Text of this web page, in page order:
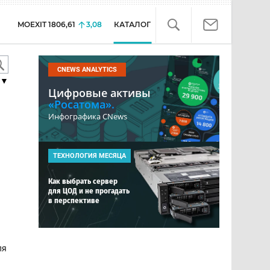
MOEXIT 1806,61 3,08 КАТАЛОГ
CNEWS ANALYTICS
Цифровые активы
«Росатома».
Инфографика CNews
ТЕХНОЛОГИЯ МЕСЯЦА
Как выбрать сервер
для ЦОД и не прогадать
в перспективе